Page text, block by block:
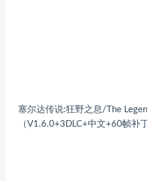
塞尔达传说:狂野之息/The
（V1.6.0+3DLC+中文+60帧补